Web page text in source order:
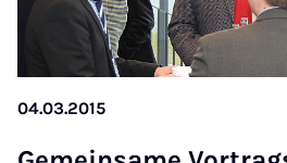
04.03.2015